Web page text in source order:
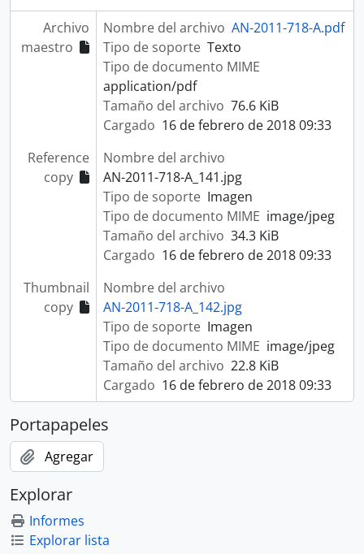
Archivo
maestro
Nombre del archivo AN-2011-718-A.pdf
Tipo de soporte Texto
Tipo de documento MIME
application/pdf
Tamaño del archivo 76.6 KiB
Cargado 16 de febrero de 2018 09:33
Reference
copy
Nombre del archivo
AN-2011-718-A_141.jpg
Tipo de soporte Imagen
Tipo de documento MIME image/jpeg
Tamaño del archivo 34.3 KiB
Cargado 16 de febrero de 2018 09:33
Thumbnail
copy
Nombre del archivo
AN-2011-718-A_142.jpg
Tipo de soporte Imagen
Tipo de documento MIME image/jpeg
Tamaño del archivo 22.8 KiB
Cargado 16 de febrero de 2018 09:33
Portapapeles
Agregar
Explorar
Informes
Explorar lista